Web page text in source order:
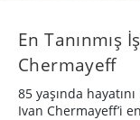
En Tanınmış
Chermayeff
85 yaşında
Ivan Chermayeff’i